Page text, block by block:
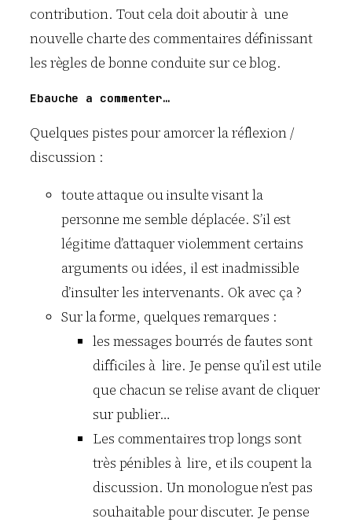
contribution. Tout cela doit aboutir à une
nouvelle charte des commentaires définissant
les règles de bonne conduite sur ce blog.
Ebauche a commenter…
Quelques pistes pour amorcer la réflexion /
discussion :
toute attaque ou insulte visant la
personne me semble déplacée. S’il est
légitime d’attaquer violemment certains
arguments ou idées, il est inadmissible
d’insulter les intervenants. Ok avec ça ?
Sur la forme, quelques remarques :
les messages bourrés de fautes sont
difficiles à lire. Je pense qu’il est utile
que chacun se relise avant de cliquer
sur publier…
Les commentaires trop longs sont
très pénibles à lire, et ils coupent la
discussion. Un monologue n’est pas
souhaitable pour discuter. Je pense